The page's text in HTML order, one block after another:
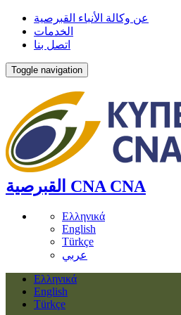
عن وكالة الأنباء القبرصية
الخدمات
اتصل بنا
Toggle navigation
القبرصية CNA CNA
Ελληνικά
English
Türkçe
عربي
Ελληνικά
English
Türkçe